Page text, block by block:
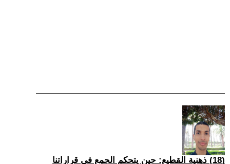
(18) ذهنية القطيع: حين يتحكم الجمع في قراراتنا